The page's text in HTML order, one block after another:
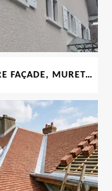
PEINTURE FAÇADE, MURET, TOITURE, BOISERIE, FERRONERIE, GOUTTIÈRE 69